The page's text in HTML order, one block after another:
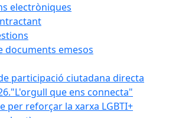
electròniques
documents emesos
participació ciutadana directa
que ens connecta"
per reforçar la xarxa LGBTI+